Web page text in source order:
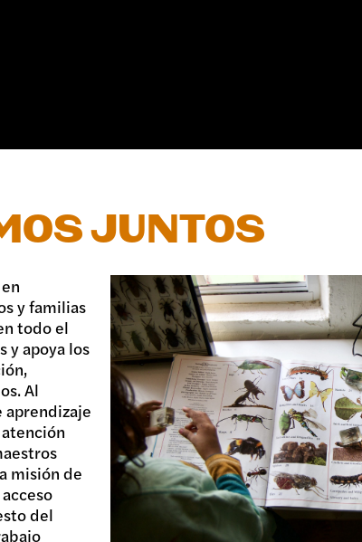
JUNTOS
y familias
todo el
y apoya los
Al
aprendizaje
misión de
del